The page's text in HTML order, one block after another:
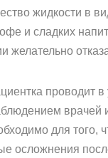
жидкости в
и сладких
желательно
проводит в
врачей
для того,
осложнения